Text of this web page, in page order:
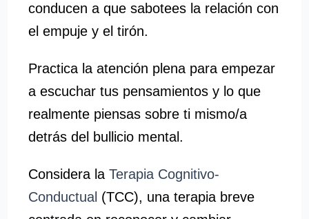
conducen a que sabotees la relación con
el empuje y el tirón.
Practica la atención plena para empezar
a escuchar tus pensamientos y lo que
realmente piensas sobre ti mismo/a
detrás del bullicio mental.
Considera la Terapia Cognitivo-
Conductual (TCC), una terapia breve